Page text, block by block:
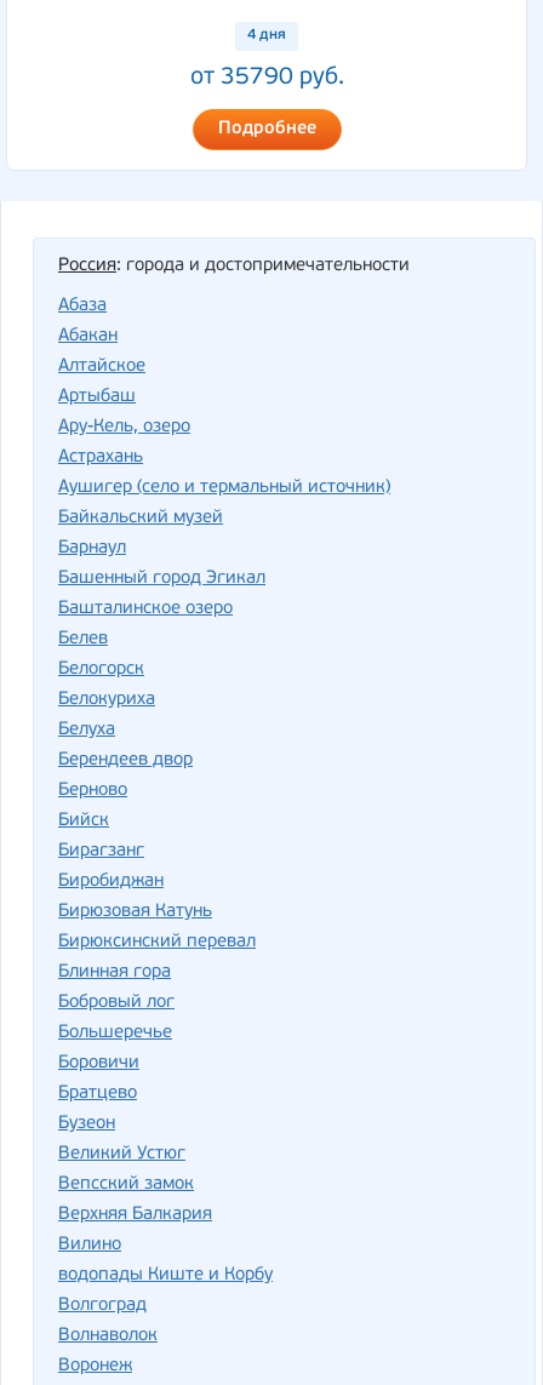
4 дня
от 35790 руб.
Подробнее
Россия: города и достопримечательности
Абаза
Абакан
Алтайское
Артыбаш
Ару-Кель, озеро
Астрахань
Аушигер (село и термальный источник)
Байкальский музей
Барнаул
Башенный город Эгикал
Башталинское озеро
Белев
Белогорск
Белокуриха
Белуха
Берендеев двор
Берново
Бийск
Бирагзанг
Биробиджан
Бирюзовая Катунь
Бирюксинский перевал
Блинная гора
Бобровый лог
Большеречье
Боровичи
Братцево
Бузеон
Великий Устюг
Вепсский замок
Верхняя Балкария
Вилино
водопады Киште и Корбу
Волгоград
Волнаволок
Воронеж